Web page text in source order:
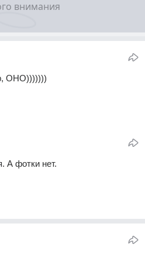
ОНО)))))))
А фотки нет.